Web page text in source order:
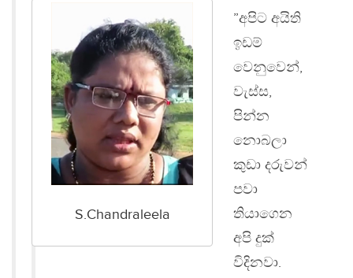
S.Chandraleela
”අපිට අයිති
ඉඩම්
වෙනුවෙන්,
වැස්ස,
පින්න
නොබලා
කුඩා දරුවන්
පවා
තියාගෙන
අපි දුක්
විදිනවා.